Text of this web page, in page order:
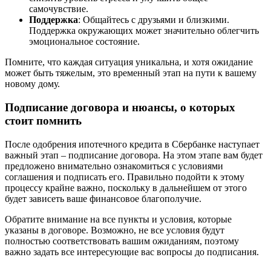
самочувствие.
Поддержка: Общайтесь с друзьями и близкими.
Поддержка окружающих может значительно облегчить
эмоциональное состояние.
Помните, что каждая ситуация уникальна, и хотя ожидание
может быть тяжелым, это временный этап на пути к вашему
новому дому.
Подписание договора и нюансы, о которых
стоит помнить
После одобрения ипотечного кредита в Сбербанке наступает
важный этап – подписание договора. На этом этапе вам будет
предложено внимательно ознакомиться с условиями
соглашения и подписать его. Правильно подойти к этому
процессу крайне важно, поскольку в дальнейшем от этого
будет зависеть ваше финансовое благополучие.
Обратите внимание на все пункты и условия, которые
указаны в договоре. Возможно, не все условия будут
полностью соответствовать вашим ожиданиям, поэтому
важно задать все интересующие вас вопросы до подписания.